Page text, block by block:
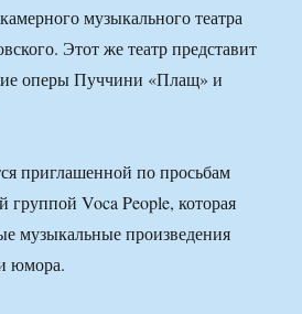
музыкального театра
Этот же театр представит
оперы Пуччини «Плащ» и
приглашенной по просьбам
группой Voca People, которая
музыкальные произведения
юмора.